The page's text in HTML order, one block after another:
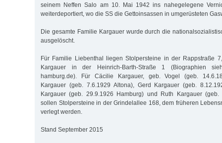
seinem Neffen Salo am 10. Mai 1942 ins nahegelegene
weiterdeportiert, wo die SS die Gettoinsassen in umgerüsteten
Die gesamte Familie Kargauer wurde durch die
ausgelöscht.
Für Familie Liebenthal liegen Stolpersteine in der Rappstraße
Kargauer in der Heinrich-Barth-Straße 1 (Biographien
hamburg.de). Für Cäcilie Kargauer, geb. Vogel (geb.
Kargauer (geb. 7.6.1929 Altona), Gerd Kargauer (geb.
Kargauer (geb. 29.9.1926 Hamburg) und Ruth Kargauer (geb.
sollen Stolpersteine in der Grindelallee 168, dem früheren
verlegt werden.
Stand September 2015